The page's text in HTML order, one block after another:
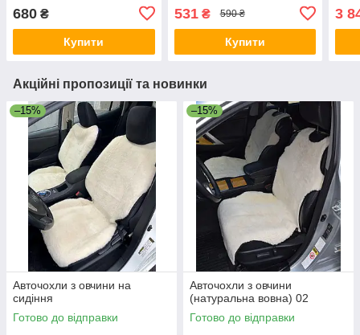
680 ₴
Купити
531₴ 590 ₴
Купити
3
Акційні пропозиції та новинки
–15%
Авточохли з овчини на
сидіння
Готово до відправки
–15%
Авточохли з овчини
(натуральна вовна) 02
Готово до відправки